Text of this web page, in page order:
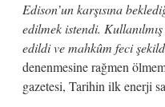
Edison’un karşısına
edilmek istendi.
edildi ve mahkûm feci
denenmesine rağmen
gazetesi, Tarihin ilk enerji